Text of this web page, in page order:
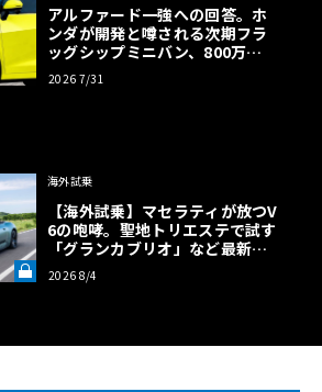
アルファード一強への回答。ホ
ンダが開発と噂される次期フラ
ッグシップミニバン、800万円
超の勝算【予想CG】
2026 7/31
海外試乗
【海外試乗】マセラティが放つV
6の咆哮。聖地トリエステで試す
「グランカブリオ」など最新ト
ロフェオ3台の官能評価《LE VO
LANT LAB》
2026 8/4